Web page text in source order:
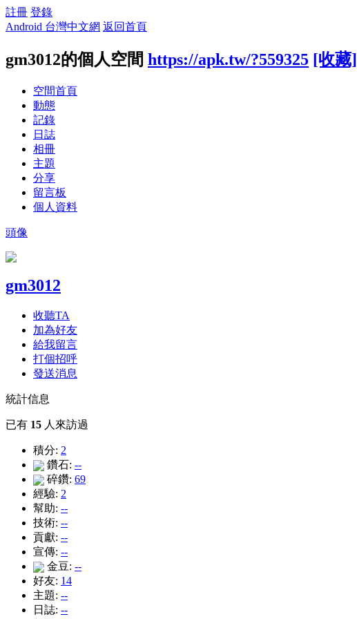
註冊 登錄
Android 台灣中文網 返回首頁
gm3012的個人空間 https://apk.tw/?559325 [收藏]
空間首頁
動態
記錄
日誌
相冊
主題
分享
留言板
個人資料
頭像
gm3012
收聽TA
加為好友
給我留言
打個招呼
發送消息
統計信息
已有 15 人來訪過
積分: 2
鑽石: --
碎鑽: 69
經驗: 2
幫助: --
技術: --
貢獻: --
宣傳: --
金豆: --
好友: 14
主題: --
日誌: --